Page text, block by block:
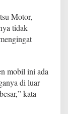
Motor,
tidak
mobil ini ada
di luar
kata